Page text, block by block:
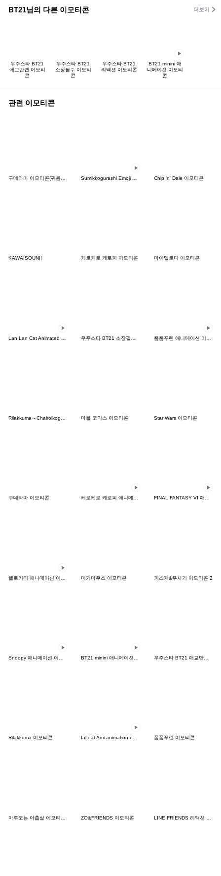
BT21님의 다른 이모티콘 더보기
우주스타 BT21
애교만렙 이모티
콘
우주스타 BT21
소장필수 이모티
콘
우주스타 BT21
리액션 이모티콘
BT21 minini 애
니메이션 이모티
콘
관련 이모티콘
Chip 'n' Dale 이모티콘
KAWAISOUNI! 케로케로 케로피 이모티콘 마이멜로디 이모티콘
마블 코믹스 이모티콘 Star Wars 이모티콘
구데타마 이모티콘 케로케로 케로피 애니메이션 이모티콘 FINAL FANTASY VI 애니메이션 이모티콘
미키마우스 이모티콘 피스케&우사기 이모티콘 2
우주스타 BT21 애교만렙 이모티콘
Rilakkuma 이모티콘 fat cat Ami animation emoji 2 폼폼푸린 이모티콘
ZO&FRIENDS 이모티콘